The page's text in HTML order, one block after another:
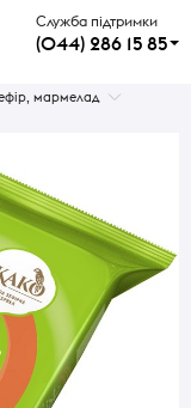
Служба підтримки
(044) 286 15 85
мармелад